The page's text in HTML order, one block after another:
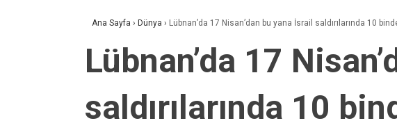
Ana Sayfa › Dünya › Lübnan’da 17 Nisan’dan bu yana İsrail saldırılarında 10
Lübnan’da 17
saldırılarında 10